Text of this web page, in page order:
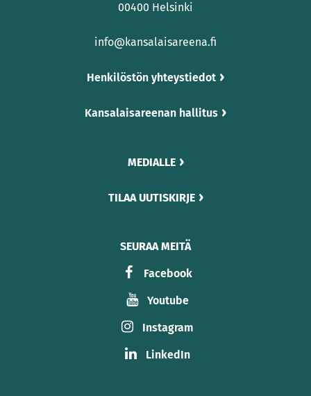
00400 Helsinki
info@kansalaisareena.fi
Henkilöstön yhteystiedot
Kansalaisareenan hallitus
MEDIALLE
TILAA UUTISKIRJE
SEURAA MEITÄ
Facebook
Youtube
Instagram
LinkedIn